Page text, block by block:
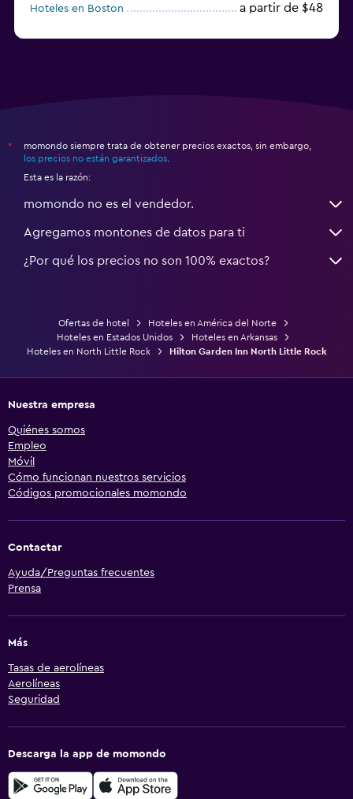
Hoteles en Boston a partir de $48
*
momondo siempre trata de obtener precios exactos, sin embargo,
los precios no están garantizados
Esta es la razón:
momondo no es el vendedor.
Agregamos montones de datos para ti
¿Por qué los precios no son 100% exactos?
Ofertas de hotel
Hoteles en América del Norte
Hoteles en Estados Unidos
Hoteles en Arkansas
Hoteles en North Little Rock
Hilton Garden Inn North Little Rock
Nuestra empresa
Quiénes somos
Empleo
Móvil
Cómo funcionan nuestros servicios
Códigos promocionales momondo
Contactar
Ayuda/Preguntas frecuentes
Prensa
Más
Tasas de aerolíneas
Aerolíneas
Seguridad
Descarga la app de momondo